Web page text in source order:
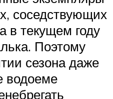
соседствующих
в текущем году
Поэтому
сезона даже
водоеме